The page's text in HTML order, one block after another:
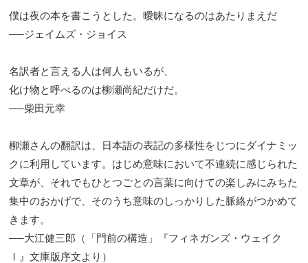
僕は夜の本を書こうとした。曖昧になるのはあたりまえだ
──ジェイムズ・ジョイス
名訳者と言える人は何人もいるが、
化け物と呼べるのは柳瀬尚紀だけだ。
──柴田元幸
柳瀬さんの翻訳は、日本語の表記の多様性をじつにダイナミッ
クに利用しています。はじめ意味において不連続に感じられた
文章が、それでもひとつごとの言葉に向けての楽しみにみちた
集中のおかげで、そのうち意味のしっかりした脈絡がつかめて
きます。
──大江健三郎（「門前の構造」『フィネガンズ・ウェイク
Ⅰ』文庫版序文より）